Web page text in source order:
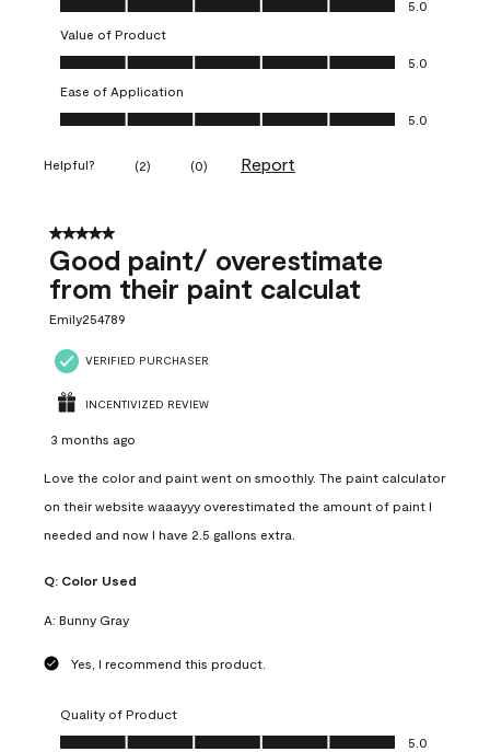
5.0
Value of Product
Value of Product, 5.0 out of 5
5.0
Ease of Application
Ease of Application, 5.0 out of 5
5.0
Helpful? (2) (0) Report
5 out of 5 stars.
Good paint/ overestimate
from their paint calculat
Emily254789
VERIFIED PURCHASER
INCENTIVIZED REVIEW
3 months ago
Love the color and paint went on smoothly. The paint calculator
on their website waaayyy overestimated the amount of paint I
needed and now I have 2.5 gallons extra.
Q: Color Used
A: Bunny Gray
Yes, I recommend this product.
Quality of Product
Quality of Product, 5.0 out of 5
5.0